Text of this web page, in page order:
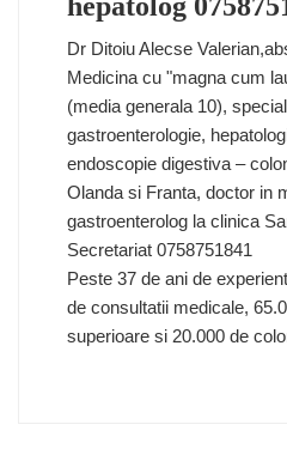
Dr Ditoiu Alecse
Medicina cu "magna cum
(media generala 10),
gastroenterologie,
endoscopie digestiva –
Olanda si Franta, doctor in
gastroenterolog la clinica
Secretariat 0758751841
Peste 37 de ani de
de consultatii medicale,
superioare si 20.000 de